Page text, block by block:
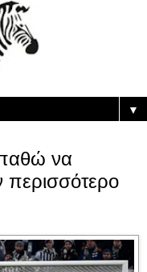
▼
να
περισσότερο